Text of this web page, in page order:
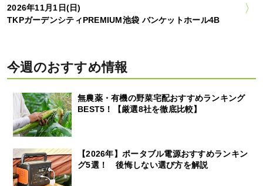
2026年11月1日(日)
TKPガーデンシティPREMIUM池袋 バンケットホール4B
今週のおすすめ情報
無農薬・有機の野菜宅配おすすめランキング
BEST5！【厳選8社を徹底比較】
【2026年】ポータブル電源おすすめランキン
グ5選！ 後悔しない選び方を解説